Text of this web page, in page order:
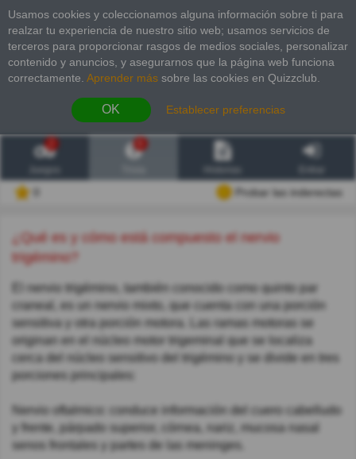
Usamos cookies y coleccionamos alguna información sobre ti para
realzar tu experiencia de nuestro sitio web; usamos servicios de
terceros para proporcionar rasgos de medios sociales, personalizar
contenido y anuncios, y asegurarnos que la página web funciona
correctamente. Aprender más sobre las cookies en Quizzclub.
OK Establecer preferencias
2
Probar las inderectas
¿Qué es y cómo está compuesto el nervio
trigémino?
El nervio trigémino, también conocido como quinto par
craneal, es un nervio mixto, que cuenta con una porción
sensitiva y otra porción motora. Las ramas motoras se
originan en el núcleo motor trigeminal que se localiza
cerca del núcleo sensitivo del trigémino y se divide en tres
porciones principales:
Nervio oftalmico: conduce información del cuero cabelludo
y frente, párpado superior, córnea, nariz, mucosa nasal
senos frontales y partes de las meninges.